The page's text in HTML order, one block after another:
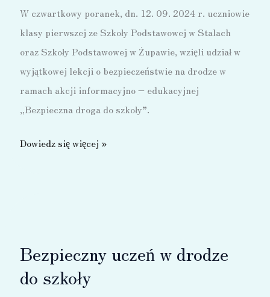
W czwartkowy poranek, dn. 12. 09. 2024 r. uczniowie
klasy pierwszej ze Szkoły Podstawowej w Stalach
oraz Szkoły Podstawowej w Żupawie, wzięli udział w
wyjątkowej lekcji o bezpieczeństwie na drodze w
ramach akcji informacyjno – edukacyjnej
„Bezpieczna droga do szkoły”.
Bezpieczna
Dowiedz się więcej »
Bezpieczny uczeń w drodze
do szkoły